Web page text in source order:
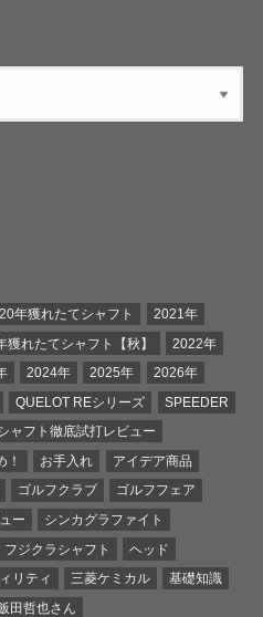
年獲れたてシャフト
2021年
獲れたてシャフト【秋】
2022年
2024年 2025年
2026年
QUELOT REシリーズ
SPEEDER
ャフト徹底試打レビュー
！ お手入れ
アイデア商品
ゴルフクラブ
ゴルフフェア
ー
シンカグラファイト
フジクラシャフト
ヘッド
リティ 三菱ケミカル
基礎知識
田哲也さん